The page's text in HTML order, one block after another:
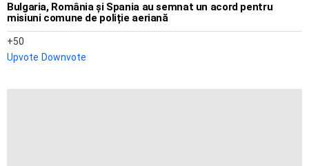
Bulgaria, România și Spania au semnat un acord pentru
misiuni comune de poliție aeriană
50
Upvote Downvote